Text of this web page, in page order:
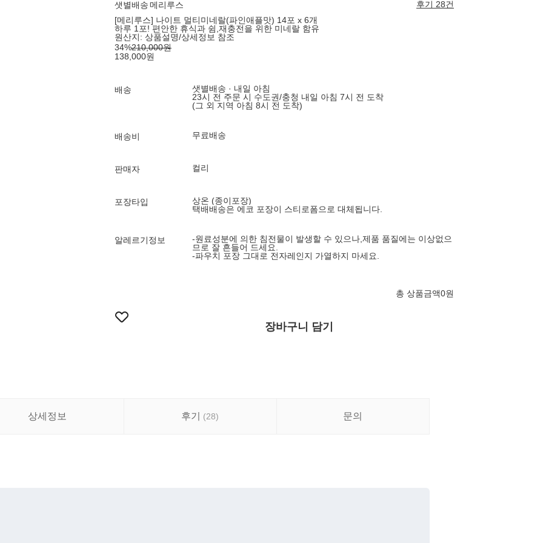
샛별배송메리루스
후기 28건
[메리루스] 나이트 멀티미네랄(파인애플맛) 14포 x 6개
하루 1포! 편안한 휴식과 쉼,재충전을 위한 미네랄 함유
원산지: 상품설명/상세정보 참조
34%210,000원
138,000원
배송
샛별배송 · 내일 아침
23시 전 주문 시 수도권/충청 내일 아침 7시 전 도착
(그 외 지역 아침 8시 전 도착)
배송비 무료배송
판매자 컬리
포장타입
상온 (종이포장)
택배배송은 에코 포장이 스티로폼으로 대체됩니다.
알레르기정보
-원료성분에 의한 침전물이 발생할 수 있으나,제품 품질에는 이상없으
므로 잘 흔들어 드세요.
-파우치 포장 그대로 전자레인지 가열하지 마세요.
총 상품금액0원
장바구니 담기
상세정보 후기 (28) 문의